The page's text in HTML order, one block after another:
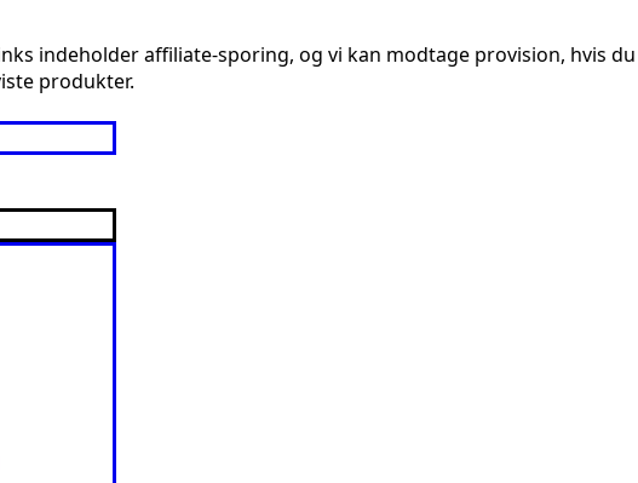
indeholder affiliate-sporing, og vi kan modtage provision, hvis
produkter.